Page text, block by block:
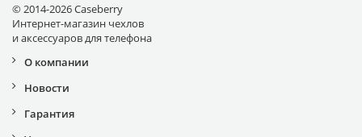
© 2014-2026 Caseberry
Интернет-магазин чехлов
и аксессуаров для телефона
О компании
Новости
Гарантия